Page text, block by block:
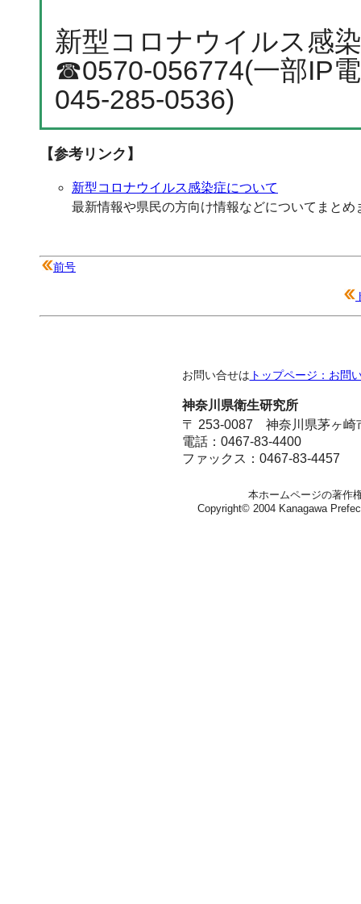
新型コロナウイルス感
☎0570-056774(一部IP
045-285-0536)
【参考リンク】
新型コロナウイルス感染症について
最新情報や県民の方向け情報などについてまとめ
前号
お問い合せは トップページ：お問
神奈川県衛生研究所
〒 253-0087 神奈川県茅ヶ崎
電話：0467-83-4400
ファックス：0467-83-4457
本ホームページの著作
Copyright© 2004 Kanagawa